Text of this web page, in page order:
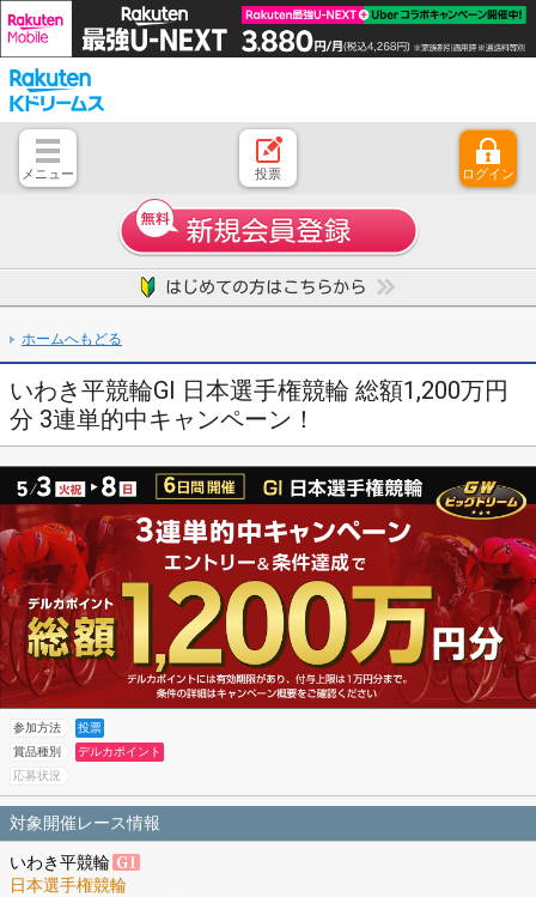
メニュー 投票 ログイン
はじめての方へ
競輪レース情報・結果
レース開催スケジュール
注目開催レース
キャンペーン一覧
ご意見、ご要望 とじる
ホームへもどる
いわき平競輪GI 日本選手権競輪 総額1,200万円
分 3連単的中キャンペーン！
参加方法
投票
賞品種別
デルカポイント
応募状況
対象開催レース情報
いわき平競輪
日本選手権競輪